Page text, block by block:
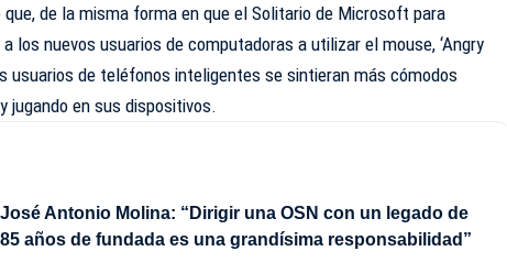
de la misma forma en que el Solitario de Microsoft para
los nuevos usuarios de computadoras a utilizar el mouse, ‘Angry
usuarios de teléfonos inteligentes se sintieran más cómodos
jugando en sus dispositivos.
José Antonio Molina: “Dirigir una OSN con un legado de
85 años de fundada es una grandísima responsabilidad”